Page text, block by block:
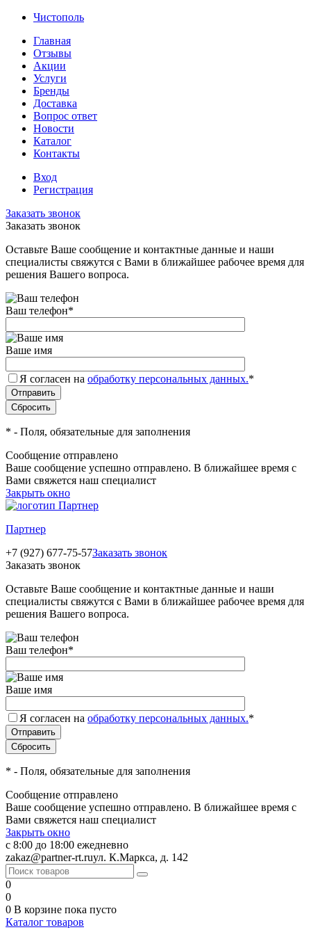
Чистополь
Главная
Отзывы
Акции
Услуги
Бренды
Доставка
Вопрос ответ
Новости
Каталог
Контакты
Вход
Регистрация
Заказать звонок
Заказать звонок
Оставьте Ваше сообщение и контактные данные и наши
специалисты свяжутся с Вами в ближайшее рабочее время для
решения Вашего вопроса.
Ваш телефон*
Ваше имя
Я согласен на обработку персональных данных.*
* - Поля, обязательные для заполнения
Сообщение отправлено
Ваше сообщение успешно отправлено. В ближайшее время с
Вами свяжется наш специалист
Закрыть окно
Партнер
+7 (927) 677-75-57Заказать звонок
Заказать звонок
Оставьте Ваше сообщение и контактные данные и наши
специалисты свяжутся с Вами в ближайшее рабочее время для
решения Вашего вопроса.
Ваш телефон*
Ваше имя
Я согласен на обработку персональных данных.*
* - Поля, обязательные для заполнения
Сообщение отправлено
Ваше сообщение успешно отправлено. В ближайшее время с
Вами свяжется наш специалист
Закрыть окно
с 8:00 до 18:00 ежедневно
zakaz@partner-rt.ruул. К.Маркса, д. 142
0
0
0 В корзине пока пусто
Каталог товаров